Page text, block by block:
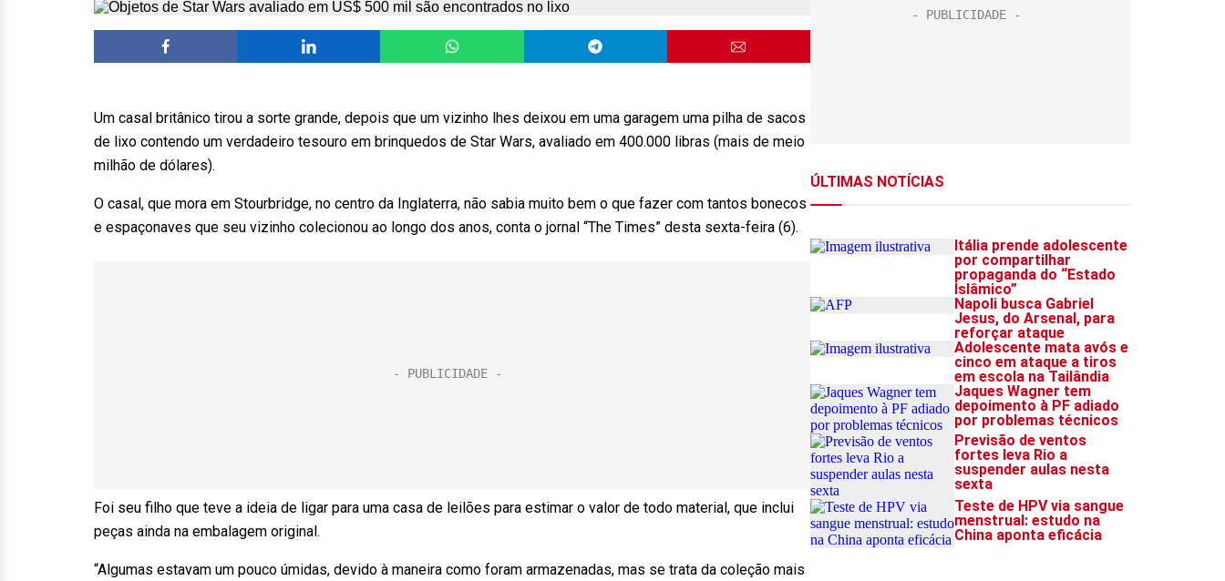
Um casal britânico tirou a sorte grande, depois que um vizinho lhes deixou em uma garagem uma pilha de sacos
de lixo contendo um verdadeiro tesouro em brinquedos de Star Wars, avaliado em 400.000 libras (mais de meio
milhão de dólares).
O casal, que mora em Stourbridge, no centro da Inglaterra, não sabia muito bem o que fazer com tantos bonecos
e espaçonaves que seu vizinho colecionou ao longo dos anos, conta o jornal “The Times” desta sexta-feira (6).
Foi seu filho que teve a ideia de ligar para uma casa de leilões para estimar o valor de todo material, que inclui
peças ainda na embalagem original.
“Algumas estavam um pouco úmidas, devido à maneira como foram armazenadas, mas se trata da coleção mais